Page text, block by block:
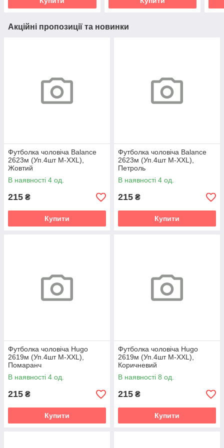
Акційні пропозиції та новинки
Футболка чоловіча Balance
2623м (Уп.4шт M-XXL),
Жовтий
В наявності 4 од.
215 ₴
Купити
Футболка чоловіча Balance
2623м (Уп.4шт M-XXL),
Петроль
В наявності 4 од.
215 ₴
Купити
Футболка чоловіча Hugo
2619м (Уп.4шт M-XXL),
Помаранч
В наявності 4 од.
215 ₴
Купити
Футболка чоловіча Hugo
2619м (Уп.4шт M-XXL),
Коричневий
В наявності 8 од.
215 ₴
Купити